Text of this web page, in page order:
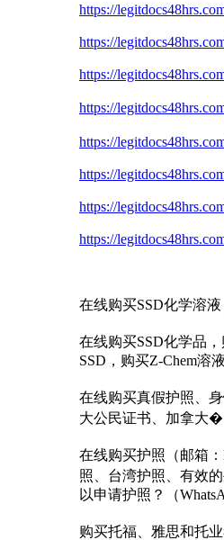
https://
https://
https://
https://
https://
https://
https://
https://
在线购买SSD化学溶
在线购买SSD化学品
SSD，购买Z-Chem溶
在线购买真假护照、
大公民证书、加拿大
在线购买护照（邮箱
照、台湾护照、有效
以申请护照？（
购买托福、雅思和托